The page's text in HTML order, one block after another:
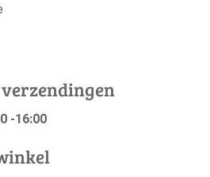
-16:00